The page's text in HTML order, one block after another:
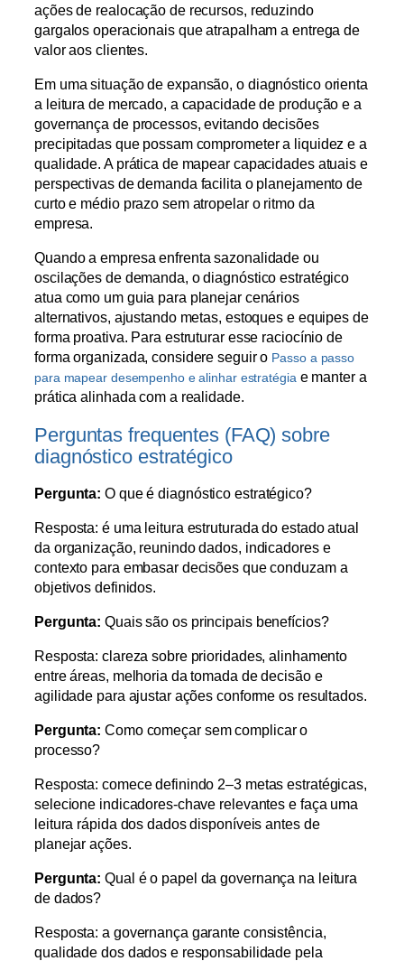
ações de realocação de recursos, reduzindo
gargalos operacionais que atrapalham a entrega de
valor aos clientes.
Em uma situação de expansão, o diagnóstico orienta
a leitura de mercado, a capacidade de produção e a
governança de processos, evitando decisões
precipitadas que possam comprometer a liquidez e a
qualidade. A prática de mapear capacidades atuais e
perspectivas de demanda facilita o planejamento de
curto e médio prazo sem atropelar o ritmo da
empresa.
Quando a empresa enfrenta sazonalidade ou
oscilações de demanda, o diagnóstico estratégico
atua como um guia para planejar cenários
alternativos, ajustando metas, estoques e equipes de
forma proativa. Para estruturar esse raciocínio de
forma organizada, considere seguir o Passo a passo
para mapear desempenho e alinhar estratégia e manter a
prática alinhada com a realidade.
Perguntas frequentes (FAQ) sobre
diagnóstico estratégico
Pergunta: O que é diagnóstico estratégico?
Resposta: é uma leitura estruturada do estado atual
da organização, reunindo dados, indicadores e
contexto para embasar decisões que conduzam a
objetivos definidos.
Pergunta: Quais são os principais benefícios?
Resposta: clareza sobre prioridades, alinhamento
entre áreas, melhoria da tomada de decisão e
agilidade para ajustar ações conforme os resultados.
Pergunta: Como começar sem complicar o
processo?
Resposta: comece definindo 2–3 metas estratégicas,
selecione indicadores-chave relevantes e faça uma
leitura rápida dos dados disponíveis antes de
planejar ações.
Pergunta: Qual é o papel da governança na leitura
de dados?
Resposta: a governança garante consistência,
qualidade dos dados e responsabilidade pela